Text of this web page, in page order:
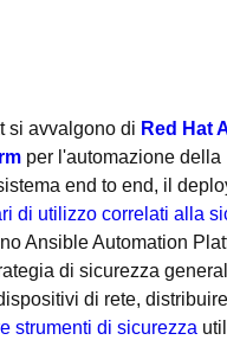
si avvalgono di Red Hat
per l'automazione della
end to end, il
di utilizzo correlati alla
Ansible Automation
di sicurezza
di rete,
strumenti di sicurezza